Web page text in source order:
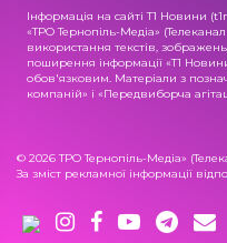
Інформація на сайті Т1 Новини
«ТРО Тернопіль-Медіа»
використання текстів,
поширення інформації «Т1
обов'язковим. Матеріали з
компаній» і «Передвиборча
© 2026 ТРО Тернопіль-Медіа»
За зміст рекламної інформації